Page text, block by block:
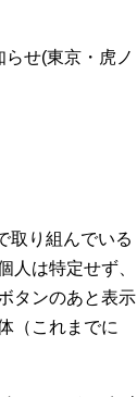
せ(東京・虎ノ
取り組んでいる
人は特定せず、
タンのあと表示
（これまでに